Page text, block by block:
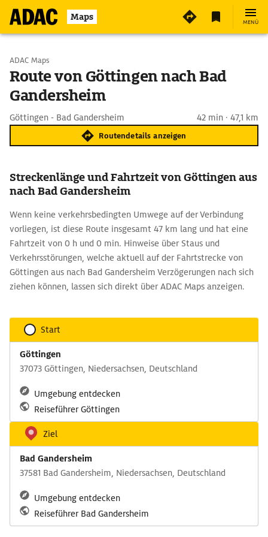
Maps MENÜ
Start wählen
Ziel eingeben
ADAC Maps
Route von Göttingen nach Bad
Gandersheim
Göttingen - Bad Gandersheim 42 min · 47,1 km
Routendetails anzeigen
Streckenlänge und Fahrtzeit von Göttingen aus
nach Bad Gandersheim
Wenn keine verkehrsbedingten Umwege auf der Verbindung
vorliegen, ist diese Route insgesamt 47 km lang und hat eine
Fahrtzeit von 0 h und 0 min. Hinweise über Staus und
Verkehrsstörungen, welche aktuell auf der Fahrtstrecke von
Göttingen aus nach Bad Gandersheim Verzögerungen nach sich
ziehen können, lassen sich direkt über ADAC Maps anzeigen.
Start
Göttingen
37073 Göttingen, Niedersachsen, Deutschland
Umgebung entdecken
Reiseführer Göttingen
Ziel
Bad Gandersheim
37581 Bad Gandersheim, Niedersachsen, Deutschland
Umgebung entdecken
Reiseführer Bad Gandersheim